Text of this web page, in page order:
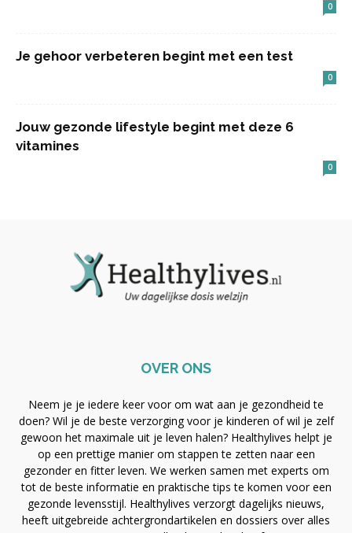
0
Je gehoor verbeteren begint met een test
0
Jouw gezonde lifestyle begint met deze 6
vitamines
0
OVER ONS
Neem je je iedere keer voor om wat aan je gezondheid te
doen? Wil je de beste verzorging voor je kinderen of wil je zelf
gewoon het maximale uit je leven halen? Healthylives helpt je
op een prettige manier om stappen te zetten naar een
gezonder en fitter leven. We werken samen met experts om
tot de beste informatie en praktische tips te komen voor een
gezonde levensstijl. Healthylives verzorgt dagelijks nieuws,
heeft uitgebreide achtergrondartikelen en dossiers over alles